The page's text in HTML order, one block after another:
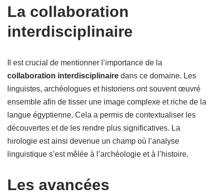
La collaboration
interdisciplinaire
Il est crucial de mentionner l’importance de la
collaboration interdisciplinaire dans ce domaine. Les
linguistes, archéologues et historiens ont souvent œuvré
ensemble afin de tisser une image complexe et riche de la
langue égyptienne. Cela a permis de contextualiser les
découvertes et de les rendre plus significatives. La
hirologie est ainsi devenue un champ où l’analyse
linguistique s’est mêlée à l’archéologie et à l’histoire.
Les avancées